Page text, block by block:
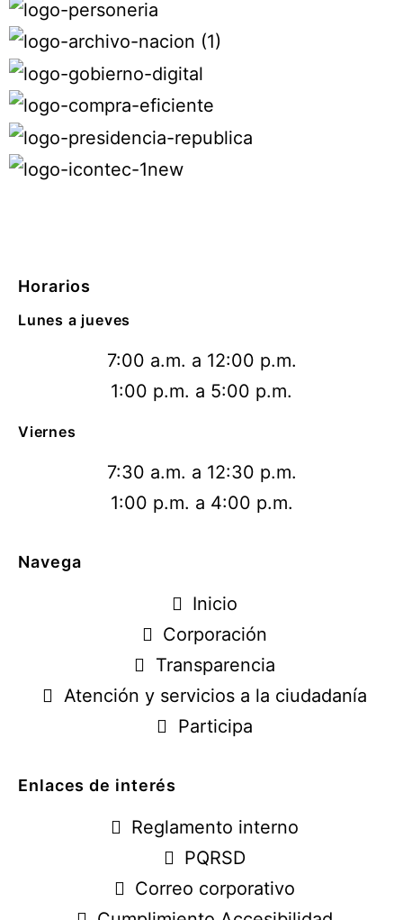
Horarios
Lunes a jueves
7:00 a.m. a 12:00 p.m.
1:00 p.m. a 5:00 p.m.
Viernes
7:30 a.m. a 12:30 p.m.
1:00 p.m. a 4:00 p.m.
Navega
Inicio
Corporación
Transparencia
Atención y servicios a la ciudadanía
Participa
Enlaces de interés
Reglamento interno
PQRSD
Correo corporativo